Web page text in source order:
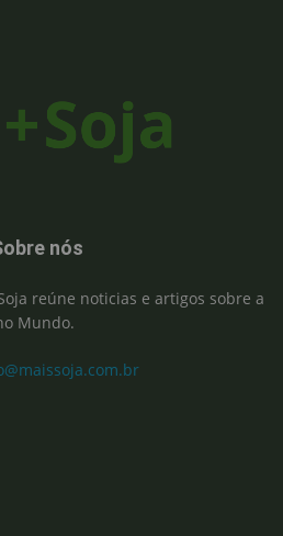
nós
reúne noticias e artigos sobre a
Mundo.